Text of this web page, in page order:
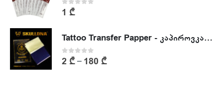
0 out of 5
1 ₾
Tattoo Transfer Papper - კაპიროვკა - ტატუს ესკიზის კოპირების ქაღალდი
0out of 5
2 ₾– 180 ₾